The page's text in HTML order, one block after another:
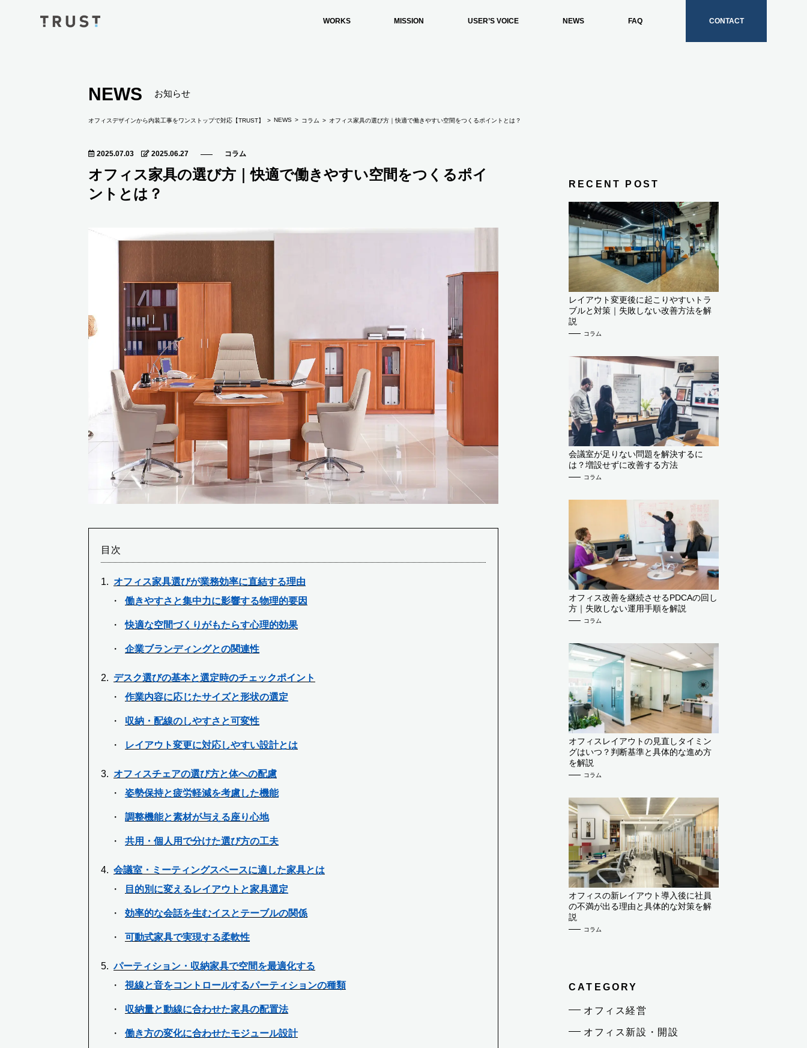
WORKS MISSION USER’S VOICE NEWS FAQ CONTACT
NEWS お知らせ
オフィスデザインから内装工事をワンストップで対応【TRUST】 NEWS コラム オフィス家具の選び方｜快適で働きやすい空間をつくるポイントとは？
2025.07.03 2025.06.27 コラム
オフィス家具の選び方｜快適で働きやすい空間をつくるポイ
ントとは？
RECENT POST
レイアウト変更後に起こりやすいトラ
ブルと対策｜失敗しない改善方法を解
説
コラム
会議室が足りない問題を解決するに
は？増設せずに改善する方法
コラム
オフィス改善を継続させるPDCAの回し
方｜失敗しない運用手順を解説
コラム
オフィスレイアウトの見直しタイミン
グはいつ？判断基準と具体的な進め方
を解説
コラム
オフィスの新レイアウト導入後に社員
の不満が出る理由と具体的な対策を解
説
コラム
CATEGORY
オフィス経営
オフィス新設・開設
目次
オフィス家具選びが業務効率に直結する理由
働きやすさと集中力に影響する物理的要因
快適な空間づくりがもたらす心理的効果
企業ブランディングとの関連性
デスク選びの基本と選定時のチェックポイント
作業内容に応じたサイズと形状の選定
収納・配線のしやすさと可変性
レイアウト変更に対応しやすい設計とは
オフィスチェアの選び方と体への配慮
姿勢保持と疲労軽減を考慮した機能
調整機能と素材が与える座り心地
共用・個人用で分けた選び方の工夫
会議室・ミーティングスペースに適した家具とは
目的別に変えるレイアウトと家具選定
効率的な会話を生むイスとテーブルの関係
可動式家具で実現する柔軟性
パーティション・収納家具で空間を最適化する
視線と音をコントロールするパーティションの種類
収納量と動線に合わせた家具の配置法
働き方の変化に合わせたモジュール設計